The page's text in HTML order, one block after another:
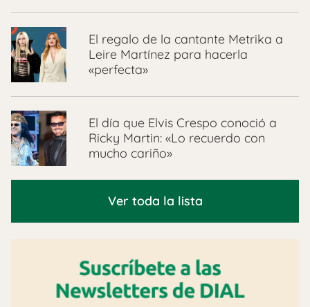
El regalo de la cantante Metrika a
Leire Martínez para hacerla
«perfecta»
El día que Elvis Crespo conoció a
Ricky Martin: «Lo recuerdo con
mucho cariño»
Ver toda la lista